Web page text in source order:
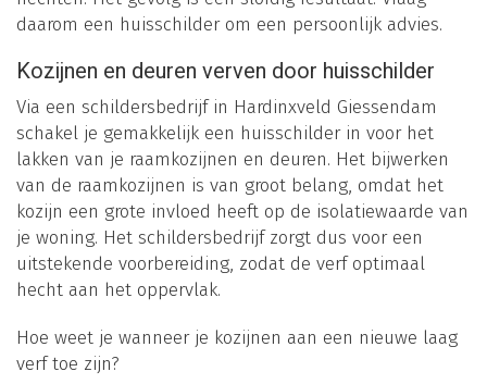
daarom een huisschilder om een persoonlijk advies.
Kozijnen en deuren verven door huisschilder
Via een schildersbedrijf in Hardinxveld Giessendam
schakel je gemakkelijk een huisschilder in voor het
lakken van je raamkozijnen en deuren. Het bijwerken
van de raamkozijnen is van groot belang, omdat het
kozijn een grote invloed heeft op de isolatiewaarde van
je woning. Het schildersbedrijf zorgt dus voor een
uitstekende voorbereiding, zodat de verf optimaal
hecht aan het oppervlak.
Hoe weet je wanneer je kozijnen aan een nieuwe laag
verf toe zijn?